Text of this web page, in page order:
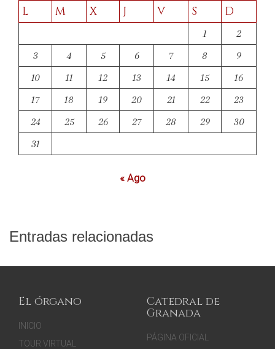
L M X J V S D
1
2
3
4 5 6 7 8
9
10
11 12 13 14 15
16
17
18 19 20 21 22
23
24
25 26 27 28 29
30
31
« Ago
Entradas relacionadas
El órgano
INICIO
TOUR VIRTUAL
Catedral de
Granada
PÁGINA OFICIAL